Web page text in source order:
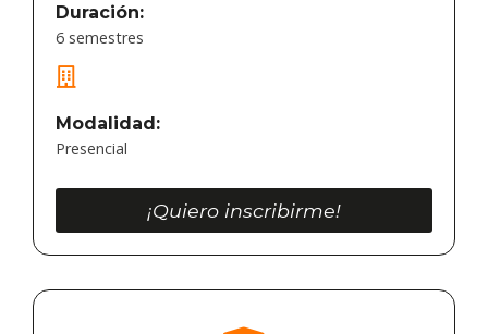
Duración:
6 semestres
Modalidad:
Presencial
¡Quiero inscribirme!